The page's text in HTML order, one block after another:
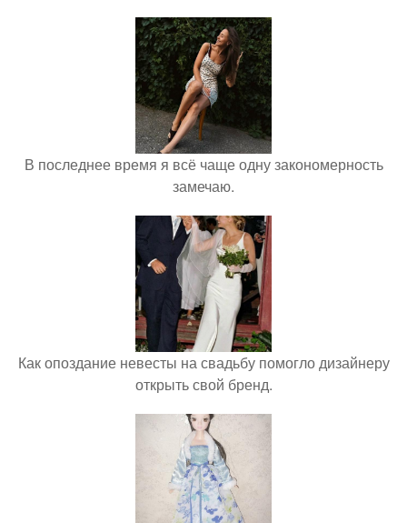
В последнее время я всё чаще одну закономерность
замечаю.
Как опоздание невесты на свадьбу помогло дизайнеру
открыть свой бренд.